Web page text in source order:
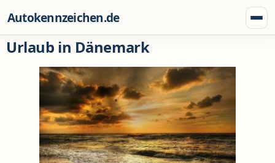
Autokennzeichen.de
Urlaub in Dänemark